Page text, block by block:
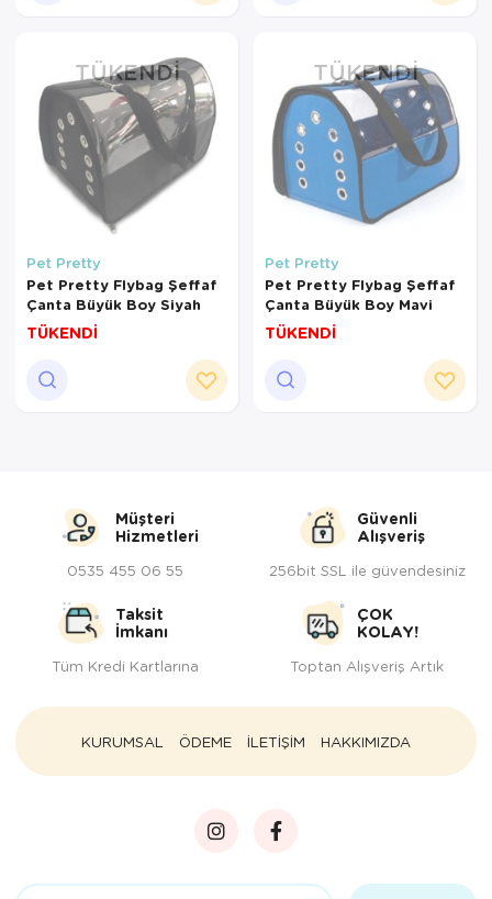
TÜKENDI
Pet Pretty
Pet Pretty Flybag Şeffaf
Çanta Büyük Boy Siyah
TÜKENDİ
TÜKENDI
Pet Pretty
Pet Pretty Flybag Şeffaf
Çanta Büyük Boy Mavi
TÜKENDİ
Müşteri
Hizmetleri
0535 455 06 55
Güvenli
Alışveriş
256bit SSL ile güvendesiniz
Taksit
İmkanı
Tüm Kredi Kartlarına
ÇOK
KOLAY!
Toptan Alışveriş Artık
KURUMSAL ÖDEME İLETİŞİM HAKKIMIZDA